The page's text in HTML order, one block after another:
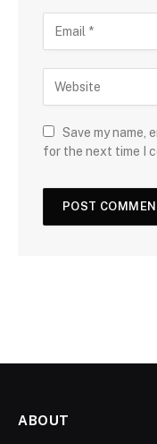
Save my name,
for the next time I
ABOUT